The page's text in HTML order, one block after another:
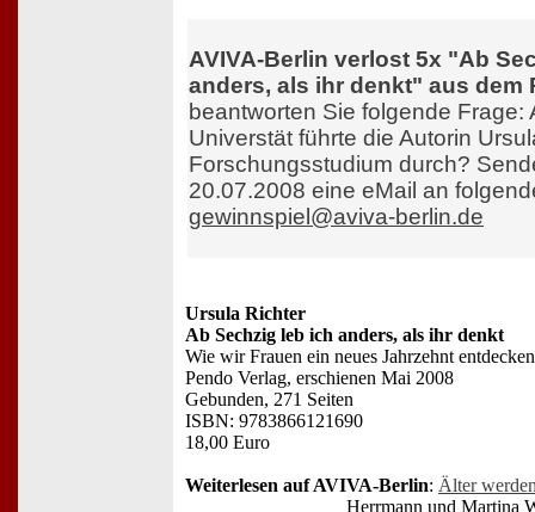
AVIVA-Berlin verlost 5x "Ab
anders, als ihr denkt" aus dem
beantworten Sie folgende Frage:
Universtät führte die Autorin
Forschungsstudium durch?
20.07.2008 eine eMail an
gewinnspiel@aviva-berlin.de
Ursula Richter
Ab Sechzig leb ich anders, als ihr denkt
Wie wir Frauen ein neues Jahrzehnt
Pendo Verlag, erschienen Mai 2008
Gebunden, 271 Seiten
ISBN: 9783866121690
18,00 Euro
Weiterlesen auf AVIVA-Berlin: Älter
Herrmann und Martina